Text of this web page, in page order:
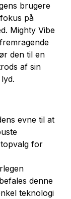
brugere
på
Mighty Vibe
den til en
af sin
evne til at
for
denne
teknologi